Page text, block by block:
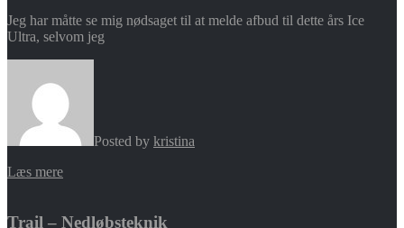
Jeg har måtte se mig nødsaget til at melde afbud til dette års Ice
Ultra, selvom jeg
Posted by kristina
Læs mere
Trail – Nedløbsteknik